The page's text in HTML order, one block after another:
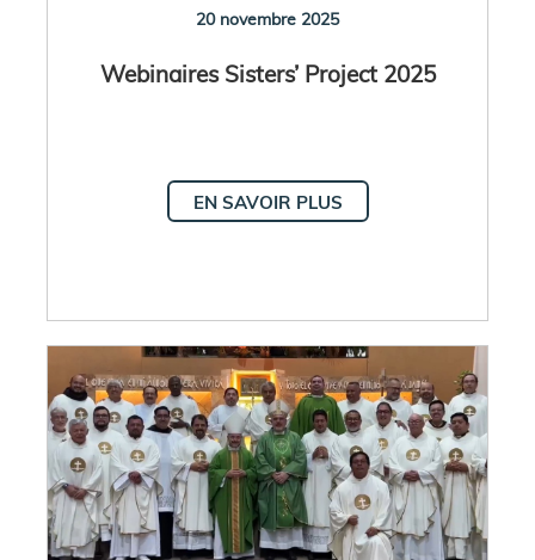
20 novembre 2025
Webinaires Sisters’ Project 2025
EN SAVOIR PLUS